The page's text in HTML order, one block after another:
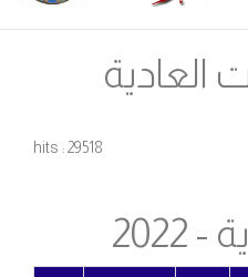
العادية
hits : 29518